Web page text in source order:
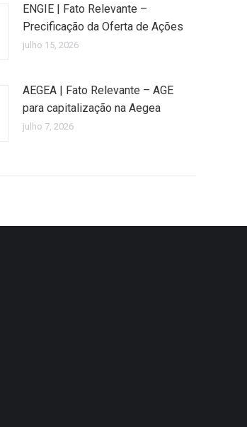
ENGIE | Fato Relevante –
Precificação da Oferta de Ações
julho 15, 2026
AEGEA | Fato Relevante – AGE
para capitalização na Aegea
julho 7, 2026